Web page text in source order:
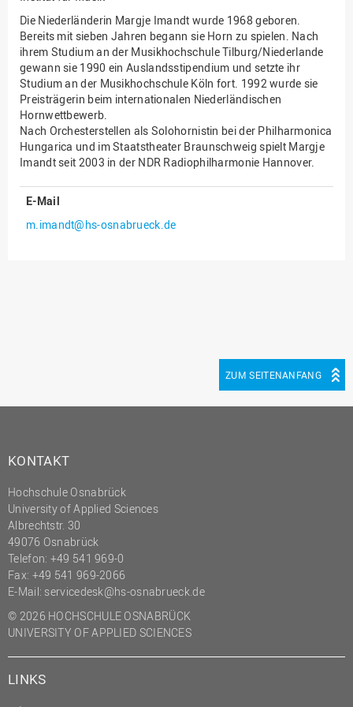
Innenrevision
Institut für Musik
IT Service Center
Kommunikation und
Marketing
LearningCenter
Nachhaltigkeit
Personal
Personalentwicklung
Studium und Lehre
Transfer- und
Innovationsmanagement
Die Niederländerin Margje Imandt wurde 1968 geboren.
Bereits mit sieben Jahren begann sie Horn zu spielen. Nach
ihrem Studium an der Musikhochschule Tilburg/Niederlande
gewann sie 1990 ein Auslandsstipendium und setzte ihr
Studium an der Musikhochschule Köln fort. 1992 wurde sie
Preisträgerin beim internationalen Niederländischen
Hornwettbewerb.
Nach Orchesterstellen als Solohornistin bei der Philharmonica
Hungarica und im Staatstheater Braunschweig spielt Margje
Imandt seit 2003 in der NDR Radiophilharmonie Hannover.
E-Mail
m.imandt@hs-osnabrueck.de
ZUM SEITENANFANG
KONTAKT
Hochschule Osnabrück
University of Applied Sciences
Albrechtstr. 30
49076 Osnabrück
Telefon: +49 541 969-0
Fax: +49 541 969-2066
E-Mail: servicedesk@hs-osnabrueck.de
© 2026 HOCHSCHULE OSNABRÜCK
UNIVERSITY OF APPLIED SCIENCES
LINKS